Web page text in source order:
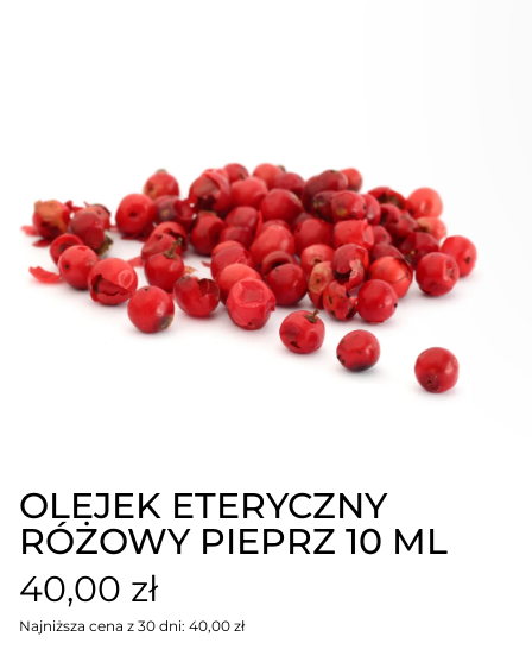
OLEJEK ETERYCZNY
RÓŻOWY PIEPRZ 10 ML
40,00 zł
Najniższa cena z 30 dni: 40,00 zł